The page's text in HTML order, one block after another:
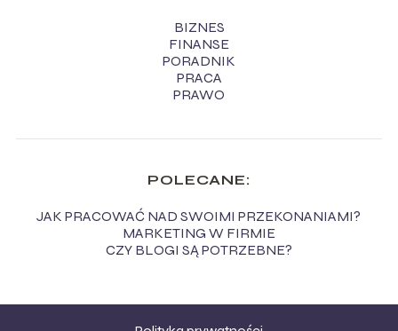
BIZNES
FINANSE
PORADNIK
PRACA
PRAWO
POLECANE:
JAK PRACOWAĆ NAD SWOIMI PRZEKONANIAMI?
MARKETING W FIRMIE
CZY BLOGI SĄ POTRZEBNE?